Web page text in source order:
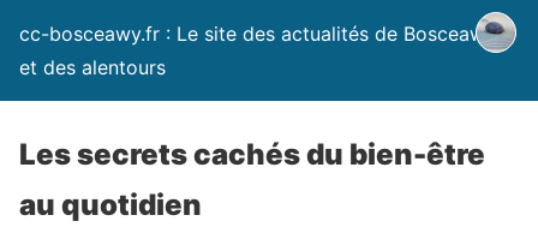
cc-bosceawy.fr : Le site des actualités de Bosceawy
et des alentours
Les secrets cachés du bien-être
au quotidien